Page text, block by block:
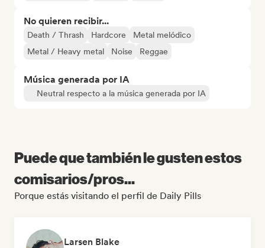
No quieren recibir...
Death / Thrash Hardcore
Metal melódico
Metal / Heavy metal
Noise Reggae
Música generada por IA
Neutral respecto a la música generada por IA
Puede que también le gusten estos
comisarios/pros...
Porque estás visitando el perfil de Daily Pills
Larsen Blake